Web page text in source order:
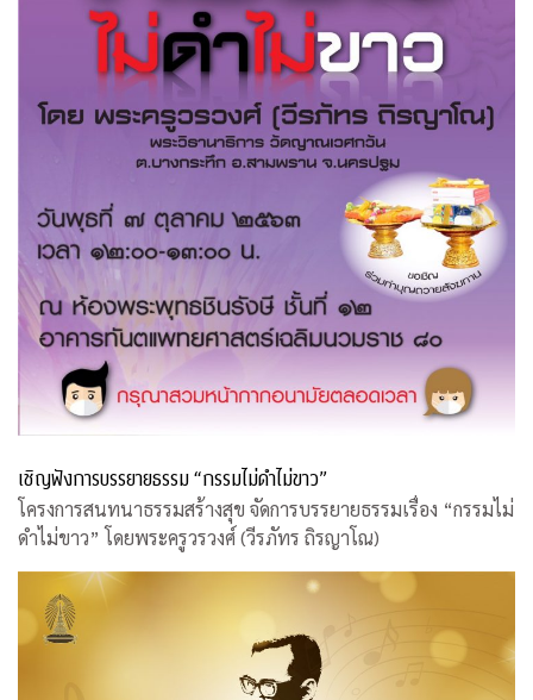
เชิญฟังการบรรยายธรรม “กรรมไม่ดำไม่ขาว”
โครงการสนทนาธรรมสร้างสุข จัดการบรรยายธรรมเรื่อง “กรรมไม่
ดำไม่ขาว” โดยพระครูวรวงศ์ (วีรภัทร ถิรญาโณ)